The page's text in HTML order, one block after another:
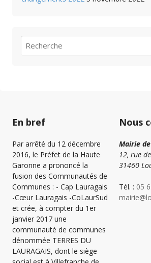
recherche
pour
En bref
Par arrêté du 12 décembre
2016, le Préfet de la Haute
Garonne a prononcé la
fusion des Communautés de
Communes : - Cap Lauragais
-Cœur Lauragais -CoLaurSud
et crée, à compter du 1er
janvier 2017 une
communauté de communes
dénommée TERRES DU
LAURAGAIS, dont le siège
Nous
Mairie
12, rue
31460
Tél. : 05